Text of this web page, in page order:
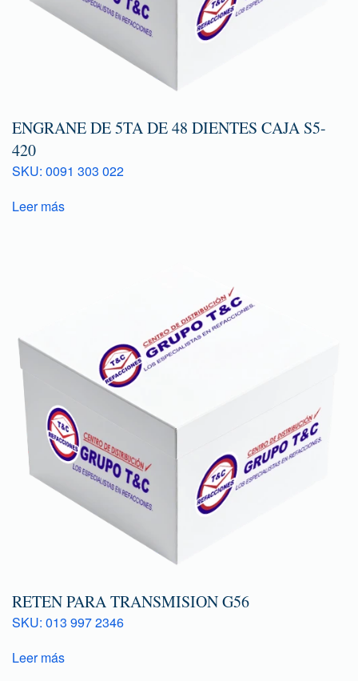
ENGRANE DE 5TA DE 48 DIENTES CAJA S5-
420
SKU: 0091 303 022
Leer más
RETEN PARA TRANSMISION G56
SKU: 013 997 2346
Leer más